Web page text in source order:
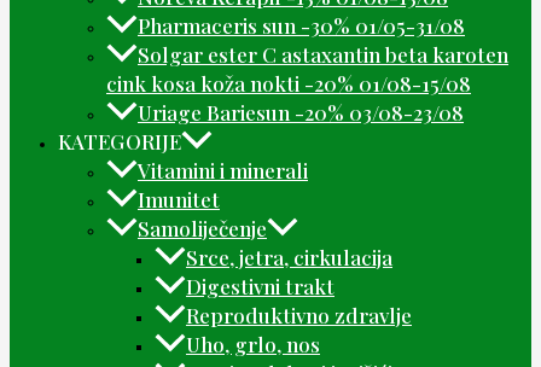
Pharmaceris sun -30% 01/05-31/08
Solgar ester C astaxantin beta karoten
cink kosa koža nokti -20% 01/08-15/08
Uriage Bariesun -20% 03/08-23/08
KATEGORIJE
Vitamini i minerali
Imunitet
Samoliječenje
Srce, jetra, cirkulacija
Digestivni trakt
Reproduktivno zdravlje
Uho, grlo, nos